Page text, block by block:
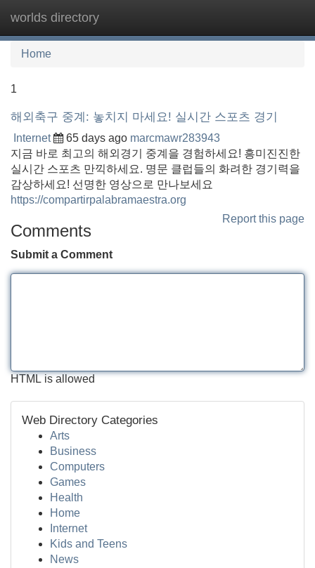
worlds directory
Home
1
해외축구 중계: 놓치지 마세요! 실시간 스포츠 경기
Internet 65 days ago marcmawr283943
지금 바로 최고의 해외경기 중계을 경험하세요! 흥미진진한
실시간 스포츠 만끽하세요. 명문 클럽들의 화려한 경기력을
감상하세요! 선명한 영상으로 만나보세요
https://compartirpalabramaestra.org
Report this page
Comments
Submit a Comment
HTML is allowed
Web Directory Categories
Arts
Business
Computers
Games
Health
Home
Internet
Kids and Teens
News